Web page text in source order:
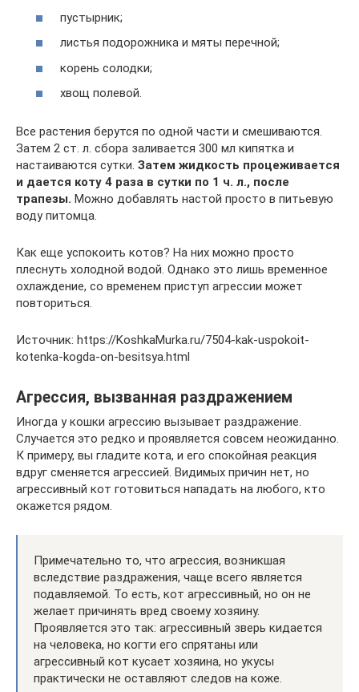
пустырник;
листья подорожника и мяты перечной;
корень солодки;
хвощ полевой.
Все растения берутся по одной части и смешиваются.
Затем 2 ст. л. сбора заливается 300 мл кипятка и
настаиваются сутки. Затем жидкость процеживается
и дается коту 4 раза в сутки по 1 ч. л., после
трапезы. Можно добавлять настой просто в питьевую
воду питомца.
Как еще успокоить котов? На них можно просто
плеснуть холодной водой. Однако это лишь временное
охлаждение, со временем приступ агрессии может
повториться.
Источник: https://KoshkaMurka.ru/7504-kak-uspokoit-
kotenka-kogda-on-besitsya.html
Агрессия, вызванная раздражением
Иногда у кошки агрессию вызывает раздражение.
Случается это редко и проявляется совсем неожиданно.
К примеру, вы гладите кота, и его спокойная реакция
вдруг сменяется агрессией. Видимых причин нет, но
агрессивный кот готовиться нападать на любого, кто
окажется рядом.
Примечательно то, что агрессия, возникшая
вследствие раздражения, чаще всего является
подавляемой. То есть, кот агрессивный, но он не
желает причинять вред своему хозяину.
Проявляется это так: агрессивный зверь кидается
на человека, но когти его спрятаны или
агрессивный кот кусает хозяина, но укусы
практически не оставляют следов на коже.